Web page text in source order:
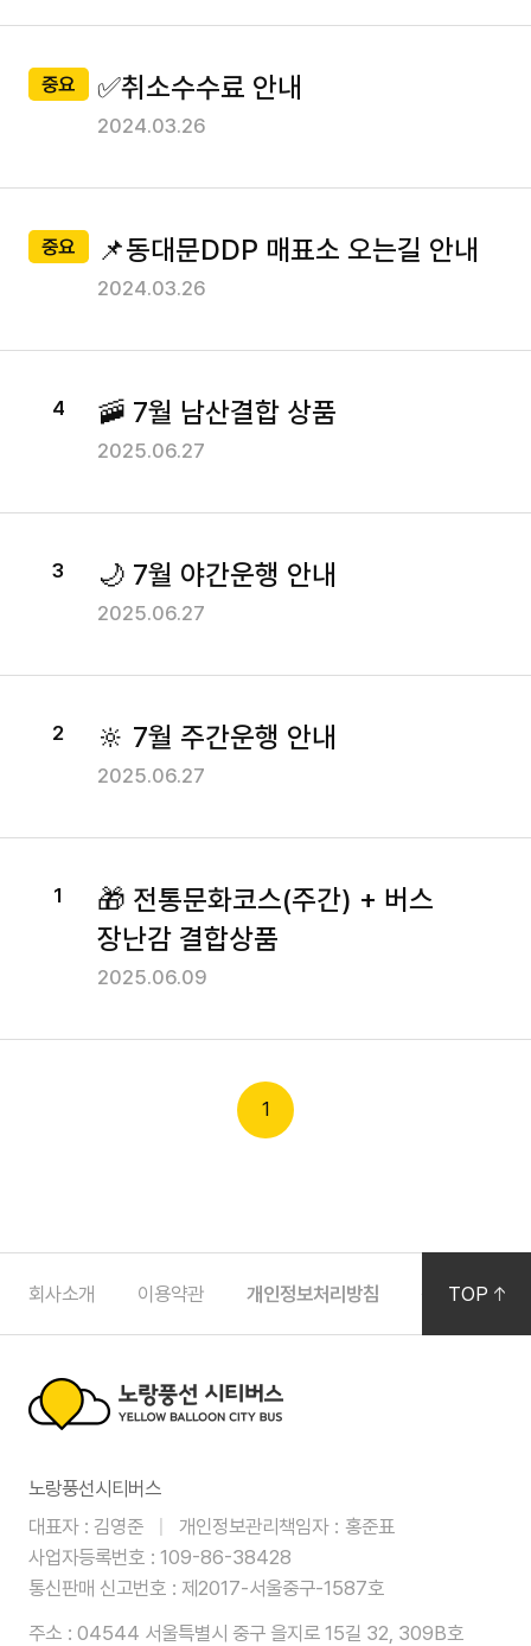
이
안
행
정
보
요
버스소개
탑승후기
고객센터
중요 ✅취소수수료 안내
2024.03.26
중요 📌동대문DDP 매표소 오는길 안내
2024.03.26
4 🚠 7월 남산결합 상품
2025.06.27
3 🌙 7월 야간운행 안내
2025.06.27
2 🔆 7월 주간운행 안내
2025.06.27
1
🎁 전통문화코스(주간) + 버스
장난감 결합상품
2025.06.09
1
TOP
하
단
영
역
회사소개 이용약관 개인정보처리방침 공지사항
랑
풍
선
노랑풍선시티버스
대표자
김영준 개인정보관리책임자
홍준표
사업자등록번호
109-86-38428
통신판매 신고번호
제2017-서울중구-1587호
주소
04544 서울특별시 중구 을지로 15길 32, 309B호